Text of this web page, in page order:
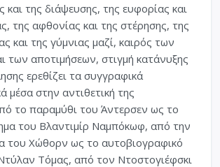
και της διάψευσης, της ευφορίας και
της αφθονίας και της στέρησης, της
και της γύμνιας μαζί, καιρός των
των αποτιμήσεων, στιγμή κατάνυξης
ερεθίζει τα συγγραφικά
μέσα στην αντιθετική της
το παραμύθι του Άντερσεν ως το
του Βλαντιμίρ Ναμπόκωφ, από την
του Χώθορν ως το αυτοβιογραφικό
Τόμας, από τον Ντοστογιέφσκι